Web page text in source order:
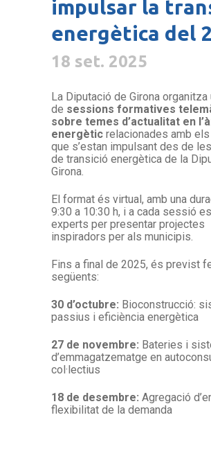
impulsar la
energètica del
18 set. 2025
La Diputació de Girona organitza
de sessions formatives
sobre temes d’actualitat en
energètic relacionades amb
que s’estan impulsant des de
de transició energètica de la
Girona.
El format és virtual, amb una
9:30 a 10:30 h, i a cada sessió
experts per presentar projectes
inspiradors per als municipis.
Fins a final de 2025, és previst
següents:
30 d’octubre: Bioconstrucció:
passius i eficiència energètica
27 de novembre: Bateries i
d’emmagatzematge en
col·lectius
18 de desembre: Agregació
flexibilitat de la demanda